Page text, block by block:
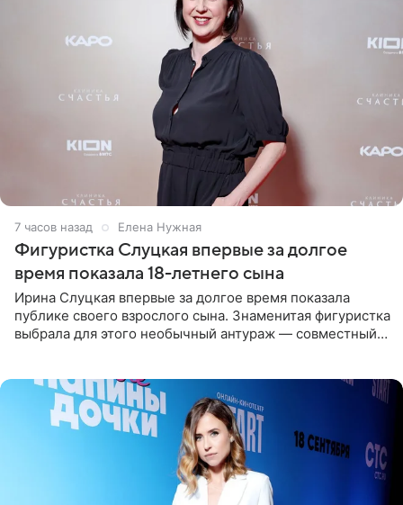
7 часов назад Елена Нужная
Фигуристка Слуцкая впервые за долгое
время показала 18-летнего сына
Ирина Слуцкая впервые за долгое время показала
публике своего взрослого сына. Знаменитая фигуристка
выбрала для этого необычный антураж — совместный